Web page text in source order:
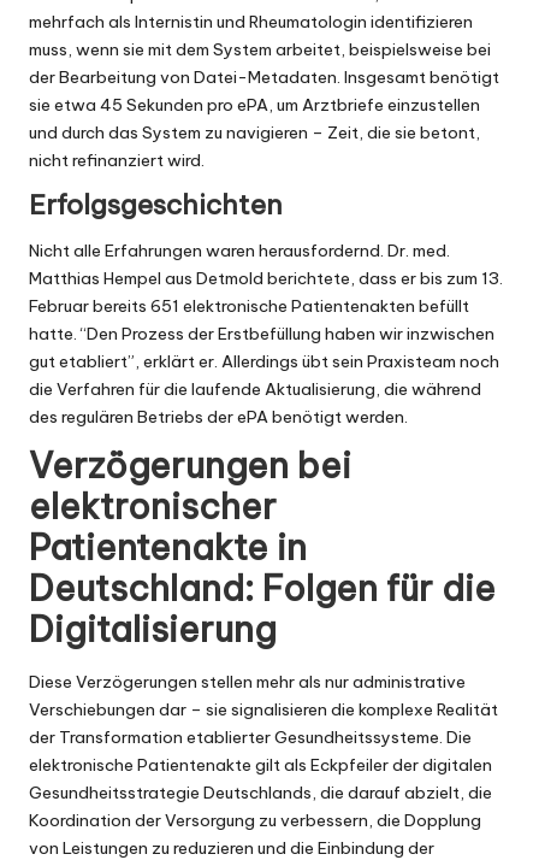
mehrfach als Internistin und Rheumatologin identifizieren
muss, wenn sie mit dem System arbeitet, beispielsweise bei
der Bearbeitung von Datei-Metadaten. Insgesamt benötigt
sie etwa 45 Sekunden pro ePA, um Arztbriefe einzustellen
und durch das System zu navigieren – Zeit, die sie betont,
nicht refinanziert wird.
Erfolgsgeschichten
Nicht alle Erfahrungen waren herausfordernd. Dr. med.
Matthias Hempel aus Detmold berichtete, dass er bis zum 13.
Februar bereits 651 elektronische Patientenakten befüllt
hatte. “Den Prozess der Erstbefüllung haben wir inzwischen
gut etabliert”, erklärt er. Allerdings übt sein Praxisteam noch
die Verfahren für die laufende Aktualisierung, die während
des regulären Betriebs der ePA benötigt werden.
Verzögerungen bei
elektronischer
Patientenakte in
Deutschland: Folgen für die
Digitalisierung
Diese Verzögerungen stellen mehr als nur administrative
Verschiebungen dar – sie signalisieren die komplexe Realität
der Transformation etablierter Gesundheitssysteme. Die
elektronische Patientenakte gilt als Eckpfeiler der digitalen
Gesundheitsstrategie Deutschlands, die darauf abzielt, die
Koordination der Versorgung zu verbessern, die Dopplung
von Leistungen zu reduzieren und die Einbindung der